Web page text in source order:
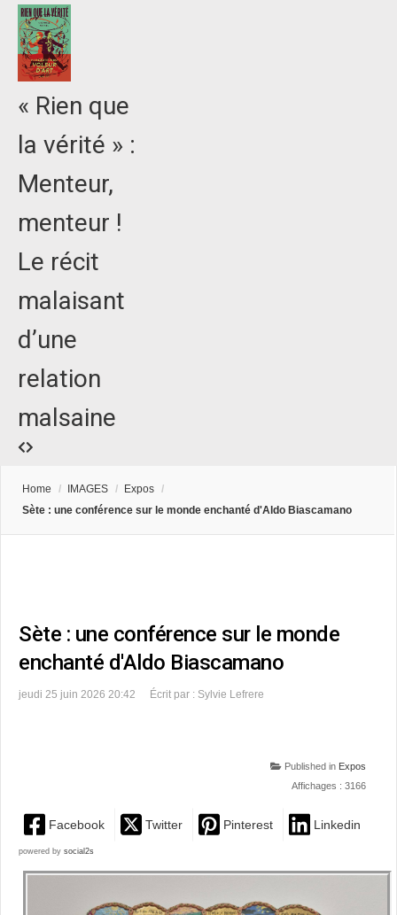
« Rien que
la vérité » :
Menteur,
menteur !
Le récit
malaisant
d’une
relation
malsaine
Home / IMAGES / Expos /
Sète : une conférence sur le monde enchanté d'Aldo Biascamano
Sète : une conférence sur le monde
enchanté d'Aldo Biascamano
jeudi 25 juin 2026 20:42 Écrit par : Sylvie Lefrere
Published in Expos
Affichages : 3166
Facebook Twitter Pinterest Linkedin
powered by social2s